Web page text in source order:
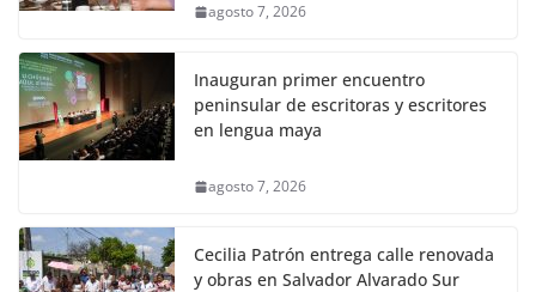
agosto 7, 2026
Inauguran primer encuentro
peninsular de escritoras y escritores
en lengua maya
agosto 7, 2026
Cecilia Patrón entrega calle renovada
y obras en Salvador Alvarado Sur